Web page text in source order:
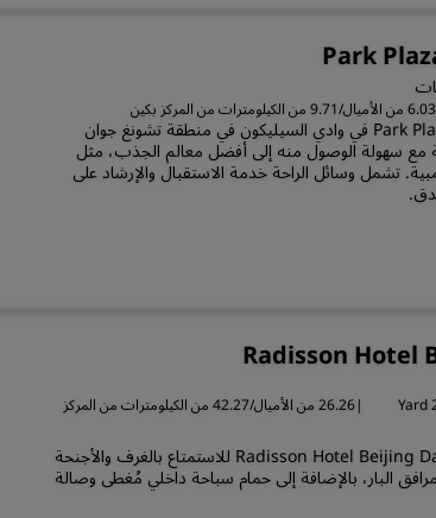
Park
6.03 من الأميال/9.71 من الكيلومترات من المركز بكين
يقع فندق Park Plaza Beijing Science Park في وادي السيليكون في منطقة تشونغ جوان
مع سهولة الوصول منه إلى أفضل معالم الجذب، مثل
تشمل وسائل الراحة خدمة الاستقبال والإرشاد على
Radisson Hotel
Yard
|
26.26 من الأميال/42.27 من الكيلومترات من المركز
احجز إقامتك في فندق Radisson Hotel Beijing Daxing Airport للاستمتاع بالغرف والأجنحة
البار، بالإضافة إلى حمام سباحة داخلي مُغطى وصالة